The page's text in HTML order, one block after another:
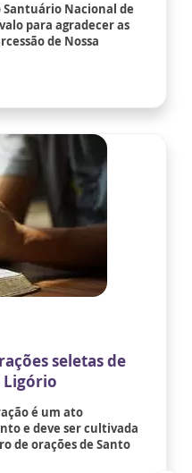
Santuário Nacional de
para agradecer as
de Nossa
seletas de
Ligório
é um ato
e deve ser cultivada
de orações de Santo